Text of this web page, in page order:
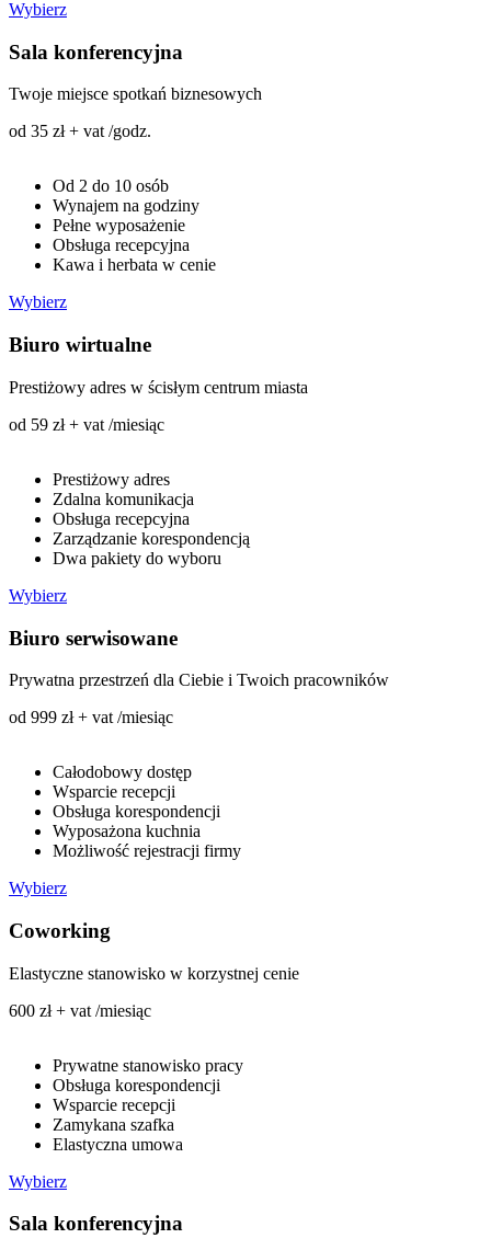
Wybierz
Sala konferencyjna
Twoje miejsce spotkań biznesowych
od 35 zł + vat /godz.
Od 2 do 10 osób
Wynajem na godziny
Pełne wyposażenie
Obsługa recepcyjna
Kawa i herbata w cenie
Wybierz
Biuro wirtualne
Prestiżowy adres w ścisłym centrum miasta
od 59 zł + vat /miesiąc
Prestiżowy adres
Zdalna komunikacja
Obsługa recepcyjna
Zarządzanie korespondencją
Dwa pakiety do wyboru
Wybierz
Biuro serwisowane
Prywatna przestrzeń dla Ciebie i Twoich pracowników
od 999 zł + vat /miesiąc
Całodobowy dostęp
Wsparcie recepcji
Obsługa korespondencji
Wyposażona kuchnia
Możliwość rejestracji firmy
Wybierz
Coworking
Elastyczne stanowisko w korzystnej cenie
600 zł + vat /miesiąc
Prywatne stanowisko pracy
Obsługa korespondencji
Wsparcie recepcji
Zamykana szafka
Elastyczna umowa
Wybierz
Sala konferencyjna